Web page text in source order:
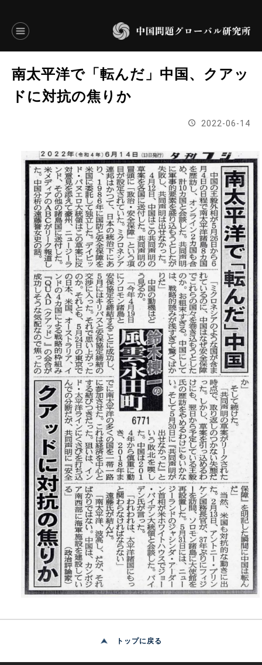
言語別アーカイブ
ENGLISH
トップページ
研究員
研究所概要
設立趣意書
お問い合わせ
南太平洋で「転んだ」中国、クアッ
ドに対抗の焦りか
2022-06-14
トップに戻る